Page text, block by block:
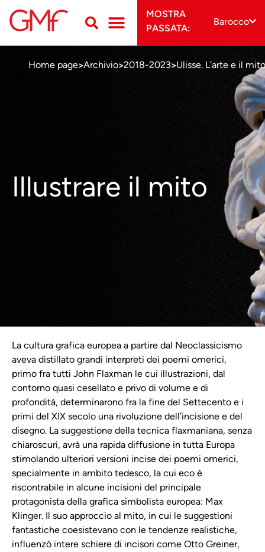
MOSTRA
PASSATA:
Barocco
Home page>Archivio>2018-2023>Ulisse. L’arte e il mito
Illustrare il mito
La cultura grafica europea a partire dal Neoclassicismo
aveva distillato grandi interpreti dei poemi omerici,
primo fra tutti John Flaxman le cui illustrazioni, dal
contorno quasi cesellato e privo di volume e di
profondità, determinarono fra la fine del Settecento e i
primi del XIX secolo una rivoluzione dell’incisione e del
disegno. La suggestione della tecnica flaxmaniana, senza
chiaroscuri, avrà una rapida diffusione in tutta Europa
stimolando ulteriori versioni incise dei poemi omerici,
specialmente in ambito tedesco, la cui eco è
riscontrabile in alcune incisioni del principale
protagonista della grafica simbolista europea: Max
Klinger. Il suo approccio al mito, in cui le suggestioni
fantastiche coesistevano con le tendenze realistiche,
influenzò intere schiere di incisori come Otto Greiner,